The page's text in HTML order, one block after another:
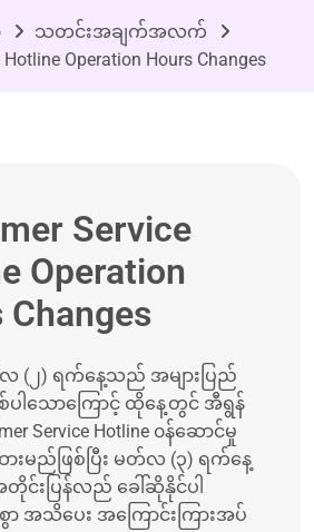
သတင်းအချက်အလက်
Operation Hours Changes
Service
Operation
Changes
(၂) ရက်နေ့သည် အများပြည်
ါသောကြောင့် ထိုနေ့တွင် အီရွန်
Service Hotline ၀န်ဆောင်မှု
ားမည်ဖြစ်ပြီး မတ်လ (၃) ရက်နေ့
တိုင်းပြန်လည် ခေါ်ဆိုနိုင်ပါ
စွာ အသိပေး အကြောင်းကြားအပ်